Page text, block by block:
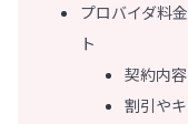
プロバイダ料
ト
契約内
割引や